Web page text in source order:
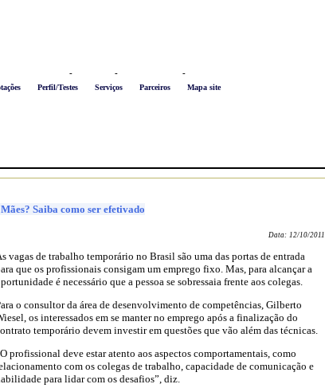
- - -
Perfil/Testes Serviços Parceiros Mapa site
Saiba como ser efetivado
Data: 12/10/2011
vagas de trabalho temporário no Brasil são uma das portas de entrada
que os profissionais consigam um emprego fixo. Mas, para alcançar a
é necessário que a pessoa se sobressaia frente aos colegas.
o consultor da área de desenvolvimento de competências, Gilberto
os interessados em se manter no emprego após a finalização do
temporário devem investir em questões que vão além das técnicas.
profissional deve estar atento aos aspectos comportamentais, como
com os colegas de trabalho, capacidade de comunicação e
para lidar com os desafios”, diz.